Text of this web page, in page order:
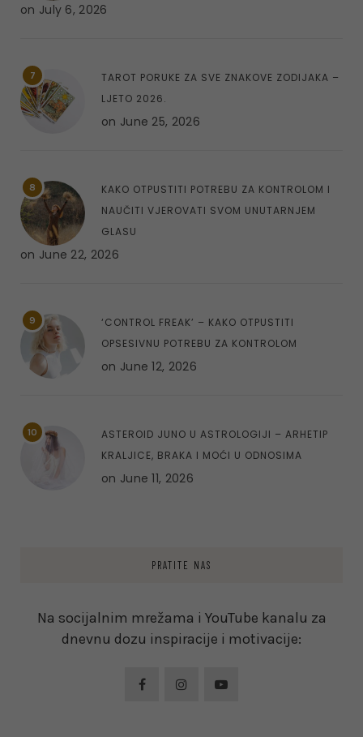
on July 6, 2026
7
TAROT PORUKE ZA SVE ZNAKOVE ZODIJAKA –
LJETO 2026.
on June 25, 2026
8
KAKO OTPUSTITI POTREBU ZA KONTROLOM I
NAUČITI VJEROVATI SVOM UNUTARNJEM
GLASU
on June 22, 2026
9
‘CONTROL FREAK’ – KAKO OTPUSTITI
OPSESIVNU POTREBU ZA KONTROLOM
on June 12, 2026
10
ASTEROID JUNO U ASTROLOGIJI – ARHETIP
KRALJICE, BRAKA I MOĆI U ODNOSIMA
on June 11, 2026
PRATITE NAS
Na socijalnim mrežama i YouTube kanalu za
dnevnu dozu inspiracije i motivacije: